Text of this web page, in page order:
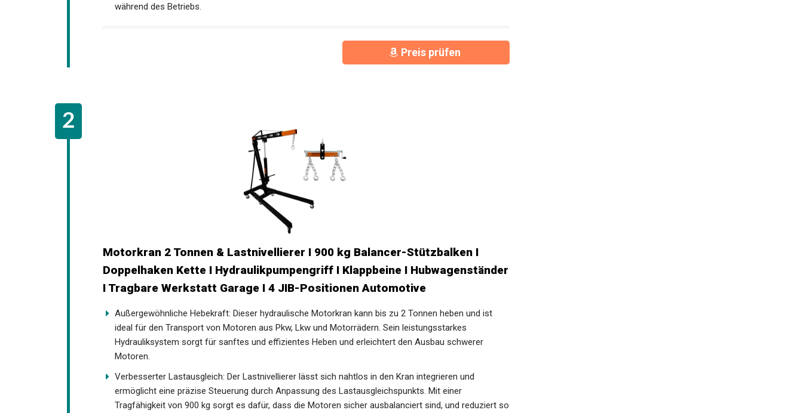
während des Betriebs.
Preis prüfen
Motorkran 2 Tonnen & Lastnivellierer I 900 kg Balancer-Stützbalken I
Doppelhaken Kette I Hydraulikpumpengriff I Klappbeine I Hubwagenständer
I Tragbare Werkstatt Garage I 4 JIB-Positionen Automotive
Außergewöhnliche Hebekraft: Dieser hydraulische Motorkran kann bis zu 2 Tonnen heben und ist
ideal für den Transport von Motoren aus Pkw, Lkw und Motorrädern. Sein leistungsstarkes
Hydrauliksystem sorgt für sanftes und effizientes Heben und erleichtert den Ausbau schwerer
Motoren.
Verbesserter Lastausgleich: Der Lastnivellierer lässt sich nahtlos in den Kran integrieren und
ermöglicht eine präzise Steuerung durch Anpassung des Lastausgleichspunkts. Mit einer
Tragfähigkeit von 900 kg sorgt es dafür, dass die Motoren sicher ausbalanciert sind, und reduziert so